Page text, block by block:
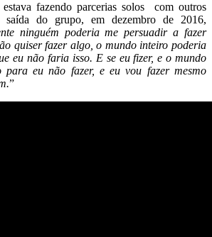
fazendo parcerias solos com outros
saída do grupo, em dezembro de 2016,
ninguém poderia me persuadir a fazer
quiser fazer algo, o mundo inteiro poderia
eu não faria isso. E se eu fizer, e o mundo
para eu não fazer, e eu vou fazer mesmo
”